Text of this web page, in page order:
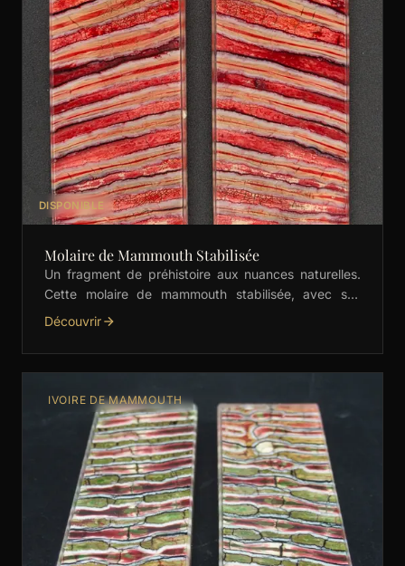
DISPONIBLE
Molaire de Mammouth Stabilisée
Un fragment de préhistoire aux nuances naturelles.
Cette molaire de mammouth stabilisée, avec ses
dégradés subtils de vert, est idéale pour les manches
Découvrir
IVOIRE DE MAMMOUTH